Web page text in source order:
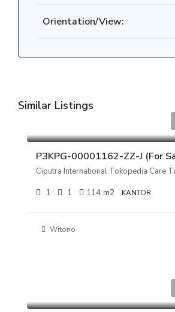
Orientation/View:
Similar Listings
1 1 114 m2 KANTOR
Witono